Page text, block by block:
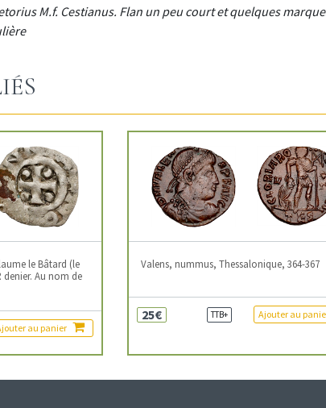
M.f. Cestianus. Flan un peu court et quelques
le Bâtard (le
denier. Au nom de
au panier
Valens, nummus, Thessalonique, 364-367
25€ TTB+ Ajouter au